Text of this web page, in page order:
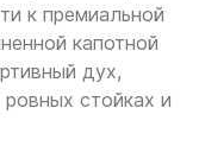
к премиальной
капотной
дух,
стойках и